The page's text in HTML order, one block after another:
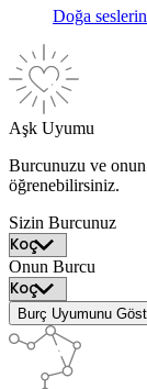
Doğa
Aşk Uyumu
Burcunuzu ve
öğrenebilirsiniz.
Sizin Burcunuz
Onun Burcu
Burç Uyumunu